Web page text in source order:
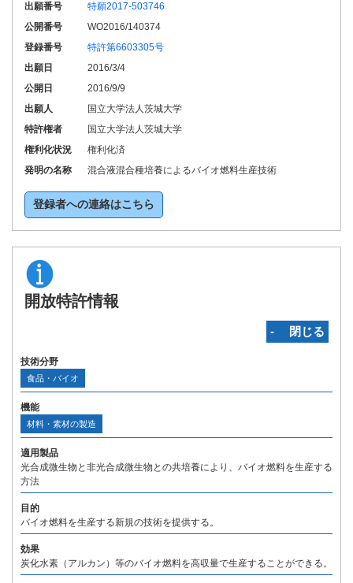
出願番号
特願2017-503746
公開番号
WO2016/140374
登録番号
特許第6603305号
出願日
2016/3/4
公開日
2016/9/9
出願人
国立大学法人茨城大学
特許権者
国立大学法人茨城大学
権利化状況
権利化済
発明の名称
混合液混合種培養によるバイオ燃料生産技術
登録者への連絡はこちら
開放特許情報
‐ 閉じる
技術分野
食品・バイオ
機能
材料・素材の製造
適用製品
光合成微生物と非光合成微生物との共培養により、バイオ燃料を生産する
方法
目的
バイオ燃料を生産する新規の技術を提供する。
効果
炭化水素（アルカン）等のバイオ燃料を高収量で生産することができる。